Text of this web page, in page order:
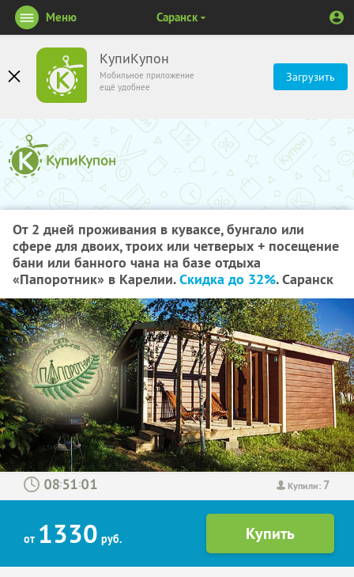
КупиКупон
Мобильное приложение
ещё удобнее
Загрузить
Меню Саранск
От 2 дней проживания в куваксе, бунгало или
сфере для двоих, троих или четверых + посещение
бани или банного чана на базе отдыха
«Папоротник» в Карелии.Скидка до 32%. Саранск
Купили: 7
: :
от 1330 руб.